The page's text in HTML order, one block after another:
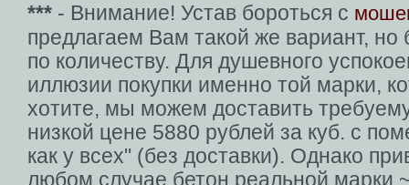
*** - Внимание! Устав бороться с
предлагаем Вам такой же вариант, но
по количеству. Для душевного
иллюзии покупки именно той марки,
хотите, мы можем доставить
низкой цене 5880 рублей за куб. с
как у всех" (без доставки). Однако
любом случае бетон реальной марки